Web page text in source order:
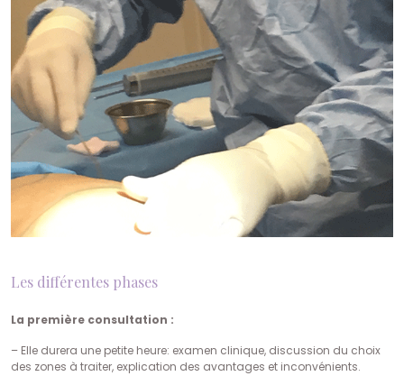
Les différentes phases
La première consultation :
– Elle durera une petite heure: examen clinique, discussion du choix
des zones à traiter, explication des avantages et inconvénients.